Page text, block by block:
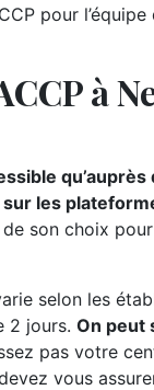
pour l’équipe
à
qu’auprès
sur les
son choix
selon les
2 jours. On peut
pas votre
vous